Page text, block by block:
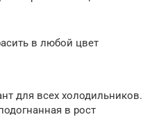
в любой цвет
для всех холодильников.
в рост